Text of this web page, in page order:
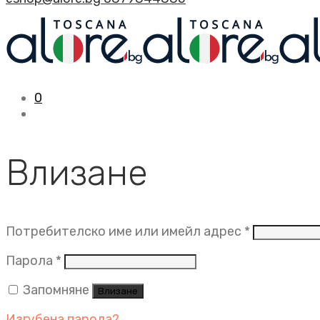
0
Влизане
Потребителско име или имейл адрес *
Парола * Задължително
Запомняне
Влизане